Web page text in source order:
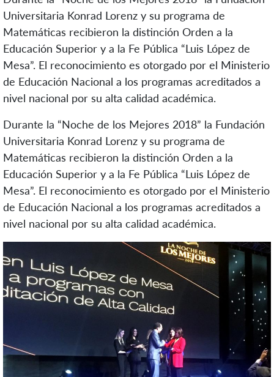
Universitaria Konrad Lorenz y su programa de
Matemáticas recibieron la distinción Orden a la
Educación Superior y a la Fe Pública “Luis López de
Mesa”. El reconocimiento es otorgado por el Ministerio
de Educación Nacional a los programas acreditados a
nivel nacional por su alta calidad académica.
Durante la “Noche de los Mejores 2018” la Fundación
Universitaria Konrad Lorenz y su programa de
Matemáticas recibieron la distinción Orden a la
Educación Superior y a la Fe Pública “Luis López de
Mesa”. El reconocimiento es otorgado por el Ministerio
de Educación Nacional a los programas acreditados a
nivel nacional por su alta calidad académica.